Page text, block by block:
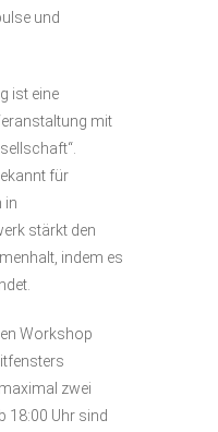
und
ist eine
mit
für
in
stärkt den
indem es
Workshop
zwei
18:00 Uhr sind